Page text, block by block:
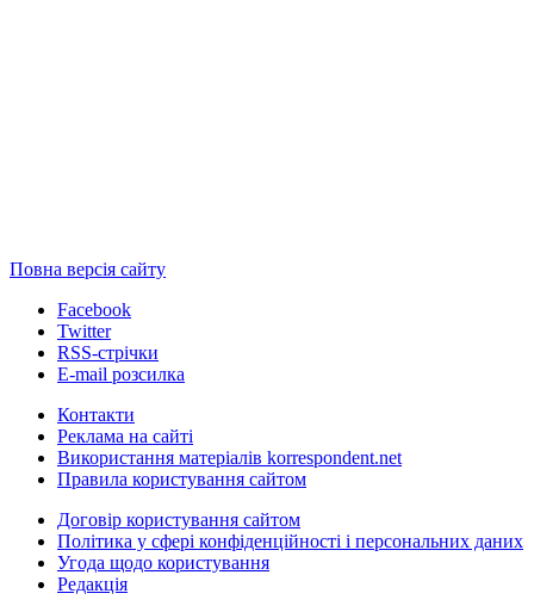
Повна версія сайту
Facebook
Twitter
RSS-стрічки
E-mail розсилка
Контакти
Реклама на сайті
Використання матеріалів korrespondent.net
Правила користування сайтом
Договір користування сайтом
Політика у сфері конфіденційності і персональних даних
Угода щодо користування
Редакція